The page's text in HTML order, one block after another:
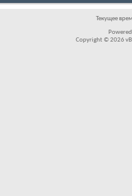
Текущее
Copyright © 2026